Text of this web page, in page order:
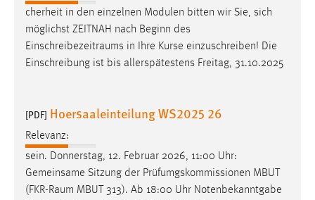
cherheit in den einzelnen Modulen bitten wir Sie, sich
möglichst ZEITNAH nach Beginn des
Einschreibezeitraums in Ihre Kurse einzuschreiben! Die
Einschreibung ist bis allerspätestens Freitag, 31.10.2025
[PDF] Hoersaaleinteilung WS2025 26
Relevanz:
sein. Donnerstag, 12. Februar 2026, 11:00 Uhr:
Gemeinsame Sitzung der Prüfumgskommissionen MBUT
(FKR-Raum MBUT 313). Ab 18:00 Uhr Notenbekanntgabe